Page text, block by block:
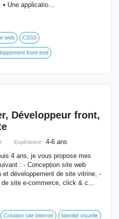
Une applicatio...
web CSS3
front-end
Développeur front,
Expérience : 4-6 ans
4 ans, je vous propose mes
: - Conception site web
et développement de site vitrine, -
site e-commerce, click & c...
Création site internet Identité visuelle